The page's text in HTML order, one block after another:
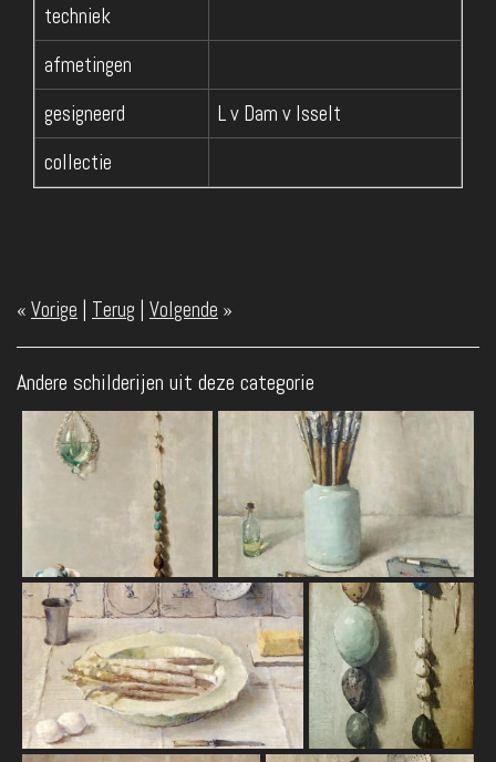
techniek
afmetingen
gesigneerd
L v Dam v Isselt
collectie
« Vorige | Terug | Volgende »
Andere schilderijen uit deze categorie